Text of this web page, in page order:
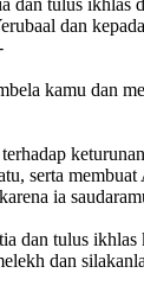
dan tulus ikhlas
dan
kamu dan
serta
ia
dan tulus ikhlas
dan